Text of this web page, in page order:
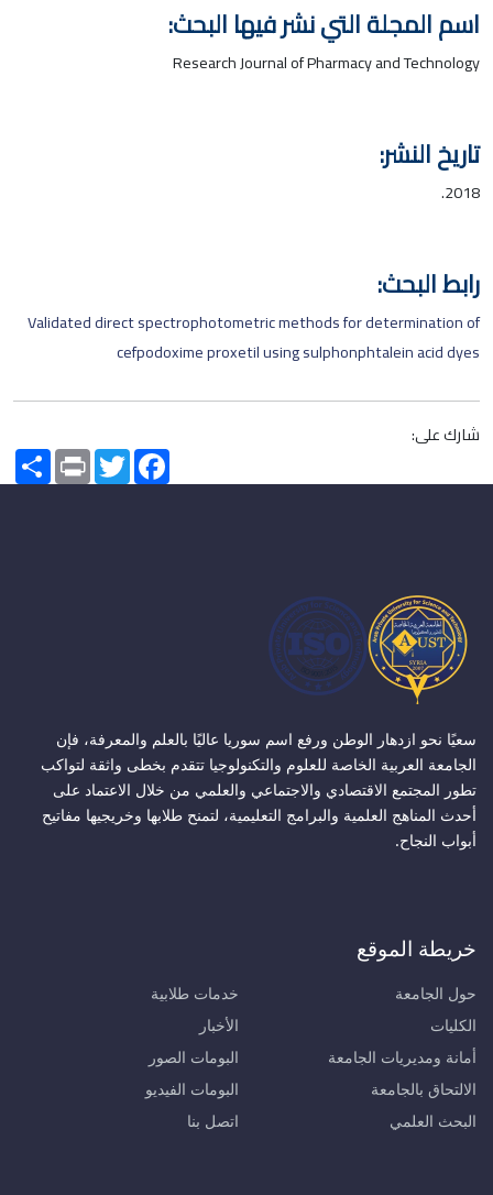
اسم المجلة التي نشر فيها البحث:
Research Journal of Pharmacy and Technology
تاريخ النشر:
2018.
رابط البحث:
Validated direct spectrophotometric methods for determination of
cefpodoxime proxetil using sulphonphtalein acid dyes
شارك على:
Share PrintTwitterFacebook
سعيًا نحو ازدهار الوطن ورفع اسم سوريا عاليًا بالعلم والمعرفة، فإن
الجامعة العربية الخاصة للعلوم والتكنولوجيا تتقدم بخطى واثقة لتواكب
تطور المجتمع الاقتصادي والاجتماعي والعلمي من خلال الاعتماد على
أحدث المناهج العلمية والبرامج التعليمية، لتمنح طلابها وخريجيها مفاتيح
أبواب النجاح.
خريطة الموقع
حول الجامعة
الكليات
أمانة ومديريات الجامعة
الالتحاق بالجامعة
البحث العلمي
خدمات طلابية
الأخبار
البومات الصور
البومات الفيديو
اتصل بنا